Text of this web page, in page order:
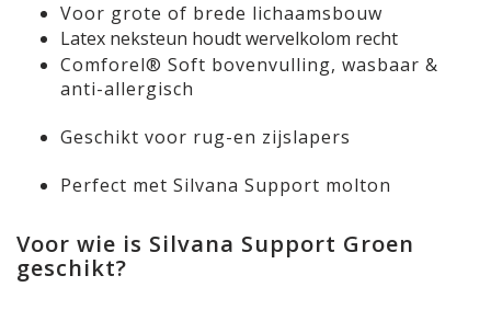
Voor grote of brede lichaamsbouw
Latex neksteun houdt wervelkolom recht
Comforel® Soft bovenvulling, wasbaar &
anti-allergisch
Geschikt voor rug-en zijslapers
Perfect met Silvana Support molton
Voor wie is Silvana Support Groen
geschikt?